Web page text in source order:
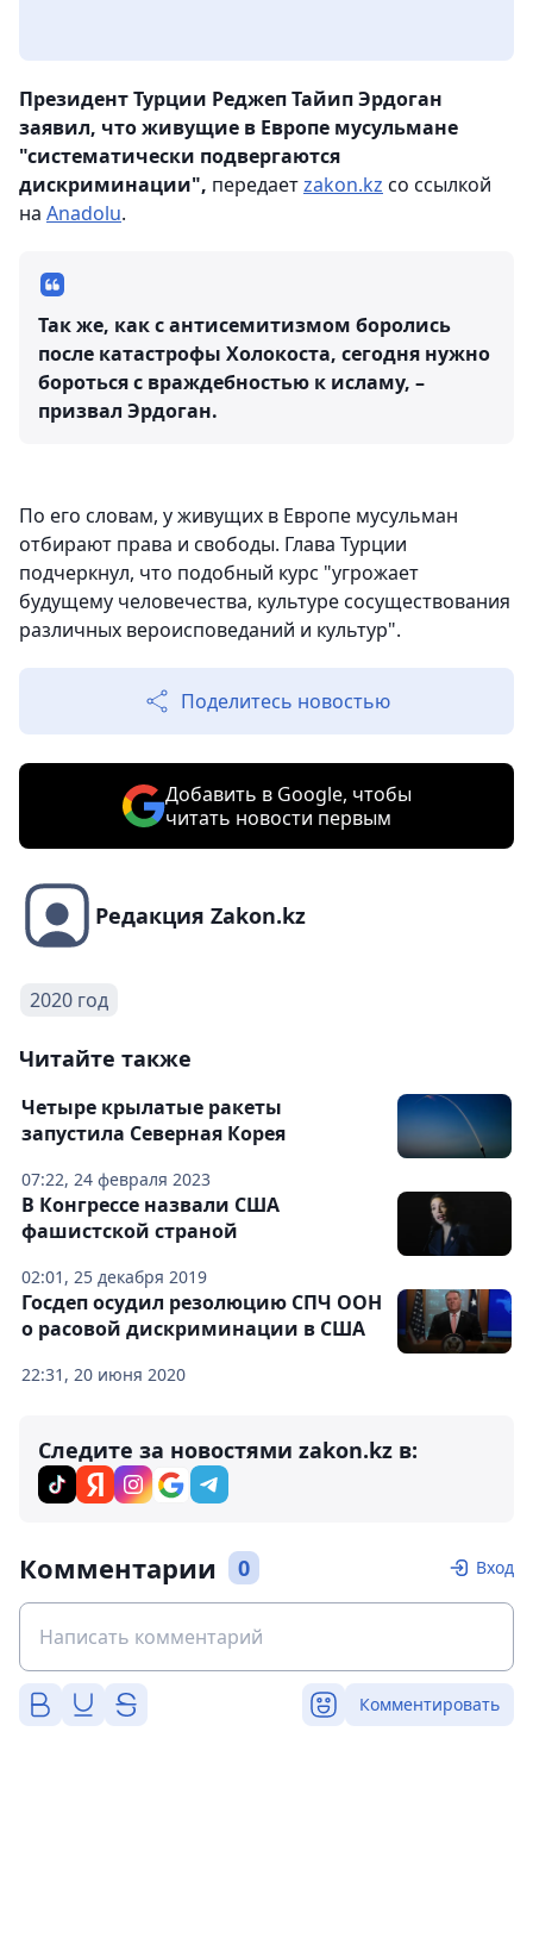
Президент Турции Реджеп Тайип Эрдоган
заявил, что живущие в Европе мусульмане
"систематически подвергаются
дискриминации", передаетzakon.kz со ссылкой
на Anadolu.
Так же, как с антисемитизмом боролись
после катастрофы Холокоста, сегодня нужно
бороться с враждебностью к исламу, –
призвал Эрдоган.
По его словам, у живущих в Европе мусульман
отбирают права и свободы. Глава Турции
подчеркнул, что подобный курс "угрожает
будущему человечества, культуре сосуществования
различных вероисповеданий и культур".
Поделитесь новостью
Добавить в Google, чтобы
читать новости первым
Редакция Zakon.kz
2020 год
Читайте также
07:22, 24 февраля 2023
Четыре крылатые ракеты
запустила Северная Корея
02:01, 25 декабря 2019
В Конгрессе назвали США
фашистской страной
22:31, 20 июня 2020
Госдеп осудил резолюцию СПЧ ООН
о расовой дискриминации в США
Следите за новостями zakon.kz в:
Комментарии 0 Вход
Комментировать